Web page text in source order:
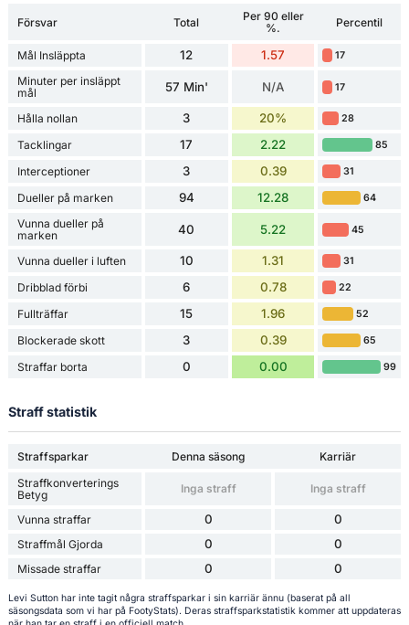
Försvar Total
Per 90 eller
%.
Percentil
Mål Insläppta 12 1.57 17
Minuter per insläppt
mål
57 Min' N/A 17
Hålla nollan 3 20% 28
Tacklingar 17 2.22 85
Interceptioner 3 0.39 31
Dueller på marken 94 12.28 64
Vunna dueller på
marken
40 5.22 45
Vunna dueller i luften 10 1.31 31
Dribblad förbi 6 0.78 22
Fullträffar 15 1.96 52
Blockerade skott 3 0.39 65
Straffar borta 0 0.00 99
Straff statistik
Straffsparkar Denna säsong
Karriär
Straffkonverterings
Betyg
Inga straff Inga straff
Vunna straffar 0 0
Straffmål Gjorda 0 0
Missade straffar 0 0
Levi Sutton har inte tagit några straffsparkar i sin karriär ännu (baserat på all
säsongsdata som vi har på FootyStats). Deras straffsparkstatistik kommer att uppdateras